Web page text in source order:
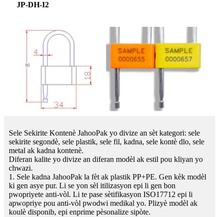
JP-DH-I2
Sele Sekirite Kontenè JahooPak yo divize an sèt kategori: sele
sekirite segondè, sele plastik, sele fil, kadna, sele kontè dlo, sele
metal ak kadna kontenè.
Diferan kalite yo divize an diferan modèl ak estil pou kliyan yo
chwazi.
1. Sele kadna JahooPak la fèt ak plastik PP+PE. Gen kèk modèl
ki gen asye pur. Li se yon sèl itilizasyon epi li gen bon
pwopriyete anti-vòl. Li te pase sètifikasyon ISO17712 epi li
apwopriye pou anti-vòl pwodwi medikal yo. Plizyè modèl ak
koulè disponib, epi enprime pèsonalize sipòte.